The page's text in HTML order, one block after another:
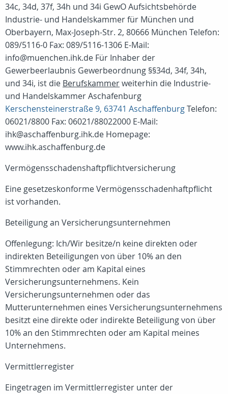
34c, 34d, 37f, 34h und 34i GewO Aufsichtsbehörde
Industrie- und Handelskammer für München und
Oberbayern, Max-Joseph-Str. 2, 80666 München Telefon:
089/5116-0 Fax: 089/5116-1306 E-Mail:
info@muenchen.ihk.de Für Inhaber der
Gewerbeerlaubnis Gewerbeordnung §§34d, 34f, 34h,
und 34i, ist die Berufskammerweiterhin die Industrie-
und Handelskammer Aschafenburg
Kerschensteinerstraße 9, 63741 AschaffenburgTelefon:
06021/8800 Fax: 06021/88022000 E-Mail:
ihk@aschaffenburg.ihk.de Homepage:
www.ihk.aschaffenburg.de
Vermögensschadenshaftpflichtversicherung
Eine gesetzeskonforme Vermögensschadenhaftpflicht
ist vorhanden.
Beteiligung an Versicherungsunternehmen
Offenlegung: Ich/Wir besitze/n keine direkten oder
indirekten Beteiligungen von über 10% an den
Stimmrechten oder am Kapital eines
Versicherungsunternehmens. Kein
Versicherungsunternehmen oder das
Mutterunternehmen eines Versicherungsunternehmens
besitzt eine direkte oder indirekte Beteiligung von über
10% an den Stimmrechten oder am Kapital meines
Unternehmens.
Vermittlerregister
Eingetragen im Vermittlerregister unter der